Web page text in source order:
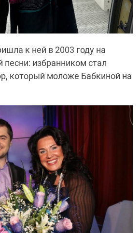
к ней в 2003 году на
песни: избранником стал
который моложе Бабкиной на